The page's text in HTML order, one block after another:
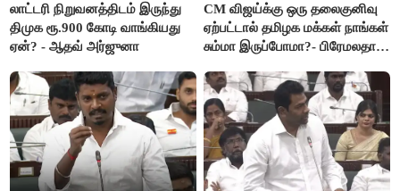
லாட்டரி நிறுவனத்திடம் இருந்து
திமுக ரூ.900 கோடி வாங்கியது
ஏன்? - ஆதவ் அர்ஜுனா
CM விஜய்க்கு ஒரு தலைகுனிவு
ஏற்பட்டால் தமிழக மக்கள் நாங்கள்
சும்மா இருப்போமா?- பிரேமலதா